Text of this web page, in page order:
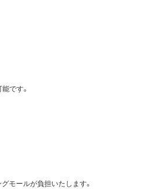
です。
モールが負担いたします。